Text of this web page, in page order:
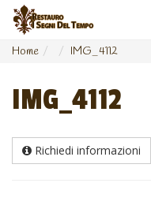
Home IMG_4112
IMG_4112
Richiedi informazioni